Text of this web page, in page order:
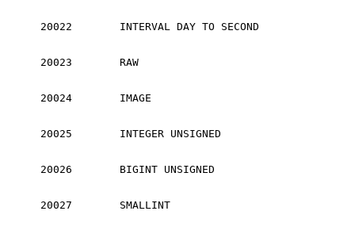
20022 INTERVAL DAY TO SECOND
20023 RAW
20024 IMAGE
20025 INTEGER UNSIGNED
20026 BIGINT UNSIGNED
20027 SMALLINT